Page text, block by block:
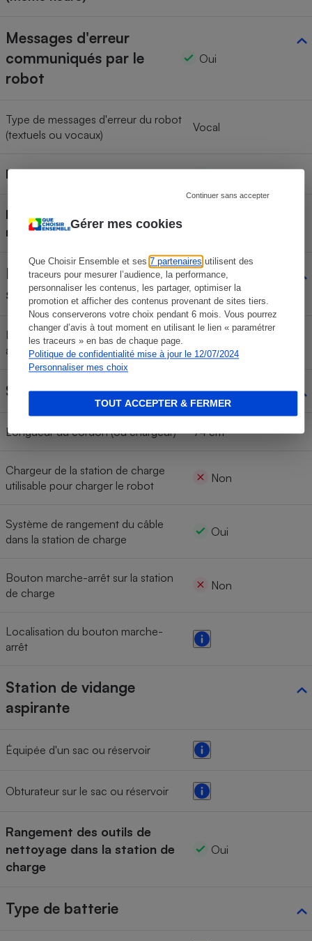
Gérer mes cookies
Que Choisir Ensemble et ses7 partenaires utilisent des
traceurs pour mesurer l’audience, la performance,
personnaliser les contenus, les partager, optimiser la
promotion et afficher des contenus provenant de sites tiers.
Nous conserverons votre choix pendant 6 mois. Vous pourrez
changer d’avis à tout moment en utilisant le lien « paramétrer
les traceurs » en bas de chaque page.
Politique de confidentialité mise à jour le 12/07/2024
Personnaliser mes choix
Continuer sans accepter
TOUT ACCEPTER & FERMER
Messages d'erreur
communiqués par le
robot
Oui
Type de messages d'erreur du robot
(textuels ou vocaux)
Vocal
Indicateur batterie faible
Indicateur de charge (sur le
robot)
Bouton marche-arrêt
sur le robot
Oui
Localisation du bouton marche-
arrêt
Station de charge Oui
Longueur du cordon (ou chargeur) 74 cm
Chargeur de la station de charge
utilisable pour charger le robot
Non
Système de rangement du câble
dans la station de charge
Oui
Bouton marche-arrêt sur la station
de charge
Non
Localisation du bouton marche-
arrêt
Station de vidange
aspirante
Équipée d'un sac ou réservoir
Obturateur sur le sac ou réservoir
Rangement des outils de
nettoyage dans la station de
charge
Oui
Type de batterie